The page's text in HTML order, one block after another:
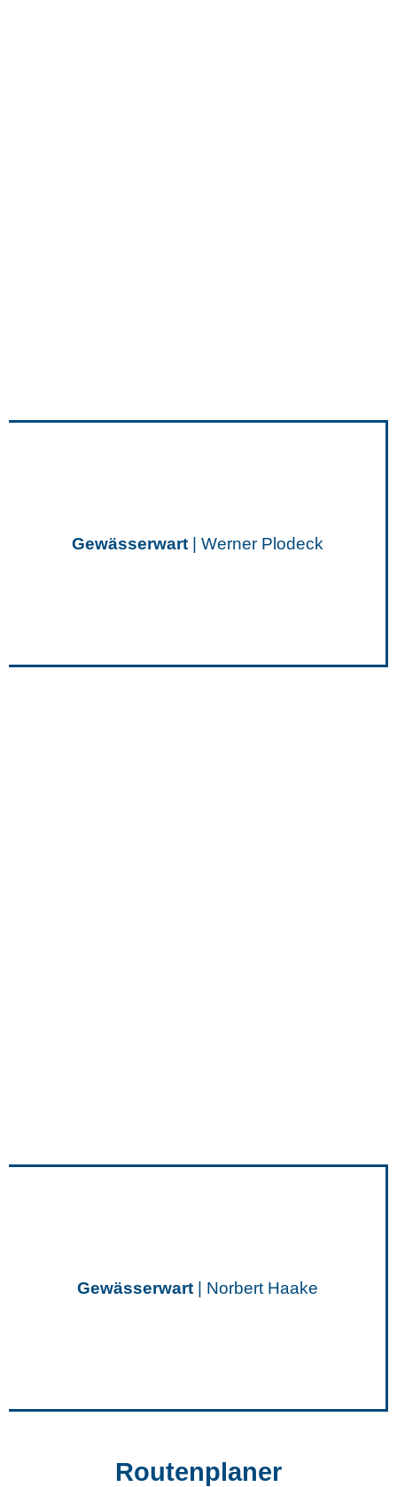
Gewässerwart| Werner Plodeck
Gewässerwart| Norbert Haake
Routenplaner